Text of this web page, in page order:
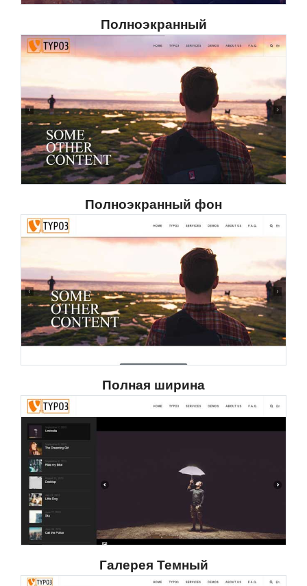
Полноэкранный
Полноэкранный фон
Полная ширина
Галерея Темный